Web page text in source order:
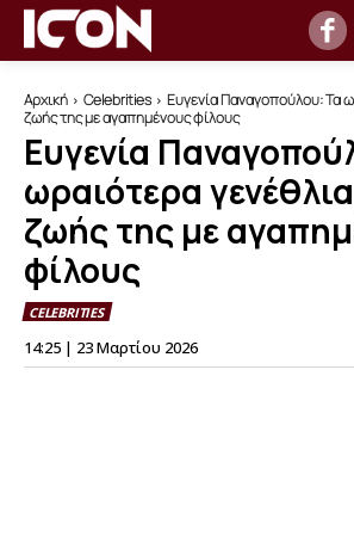
Αρχική Celebrities
Ευγενία Παναγοπούλου: Τα
ζωής της με αγαπημένους φίλους
Ευγενία
ωραιότερα
ζωής της με
φίλους
CELEBRITIES
14:25 | 23 Μαρτίου 2026